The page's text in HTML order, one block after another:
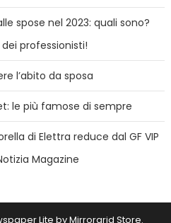
spose nel 2023: quali sono?
professionisti!
l’abito da sposa
le più famose di sempre
di Elettra reduce dal GF VIP
Magazine
Lite byMirrorgrid Store.